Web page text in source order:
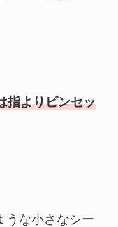
指よりピンセッ
うな小さなシー